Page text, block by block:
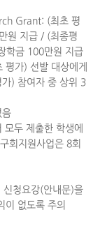
Grant: (최초 평
원 지급 / (최종평
학금 100만원 지급
가) 선발 대상에게
) 참여자 중 상위 3
두 제출한 학생에
회지원사업은 8회
청요강(안내문)을
이 없도록 주의